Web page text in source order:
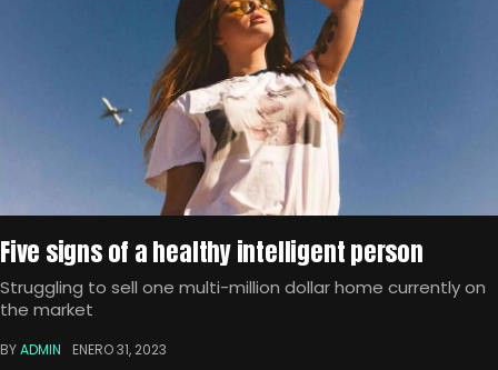
Five signs of a healthy intelligent person
Struggling to sell one multi-million dollar home currently on
the market
BYADMIN ENERO 31, 2023